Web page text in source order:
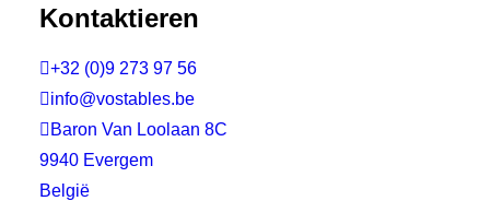
Kontaktieren
+32 (0)9 273 97 56
info@vostables.be
 Baron Van Loolaan 8C
9940 Evergem
België